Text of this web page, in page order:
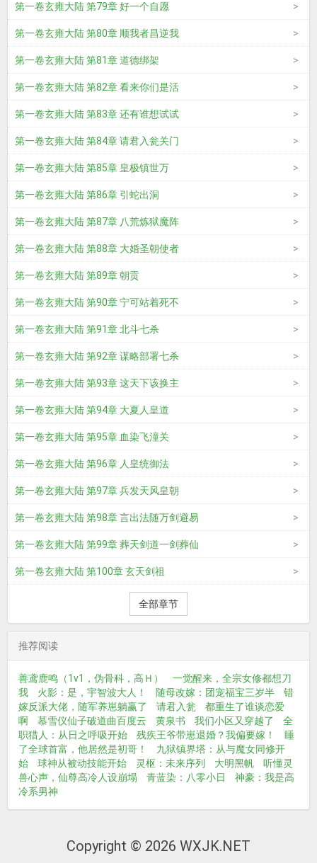
第一卷玄雍大陆 第79章 好一个自愿
第一卷玄雍大陆 第80章 顺我者昌逆我
第一卷玄雍大陆 第81章 道德绑架
第一卷玄雍大陆 第82章 看来你们是活
第一卷玄雍大陆 第83章 还有谁想试试
第一卷玄雍大陆 第84章 请君入瓮关门
第一卷玄雍大陆 第85章 皇极镇世万
第一卷玄雍大陆 第86章 引蛇出洞
第一卷玄雍大陆 第87章 八荒炼狱魔阵
第一卷玄雍大陆 第88章 大婚圣朝使者
第一卷玄雍大陆 第89章 朝贡
第一卷玄雍大陆 第90章 宁可站着死不
第一卷玄雍大陆 第91章 北斗七杀
第一卷玄雍大陆 第92章 谋略部署七杀
第一卷玄雍大陆 第93章 这天下该换主
第一卷玄雍大陆 第94章 大夏人皇道
第一卷玄雍大陆 第95章 血染飞潼关
第一卷玄雍大陆 第96章 人皇统御法
第一卷玄雍大陆 第97章 兵发天风皇朝
第一卷玄雍大陆 第98章 言出法随万剑避易
第一卷玄雍大陆 第99章 葬天剑道一剑葬仙
第一卷玄雍大陆 第100章 玄天剑祖
全部章节
推荐阅读
善鸢鹿鸣（1v1，伪骨科，高Ｈ）
一觉醒来，全宗女修都想刀
我
火影：是，宇智波大人！ 随母改嫁：团宠福宝三岁半
错
嫁反派大佬，随军养崽躺赢了
请君入瓮
都重生了谁谈恋爱
啊
慕雪仪仙子破道曲百度云 黄泉书 我们小区又穿越了
全
职猎人：从日之呼吸开始
残疾王爷带崽退婚？我偏要嫁！
睡
了全球首富，他居然是初哥！
九狱镇界塔：从与魔女同修开
始
球神从被动技能开始 灵枢：未来序列 大明黑帆
听懂灵
兽心声，仙尊高冷人设崩塌
青蓝染：八零小日
神豪：我是高
冷系男神
Copyright © 2026 WXJK.NET